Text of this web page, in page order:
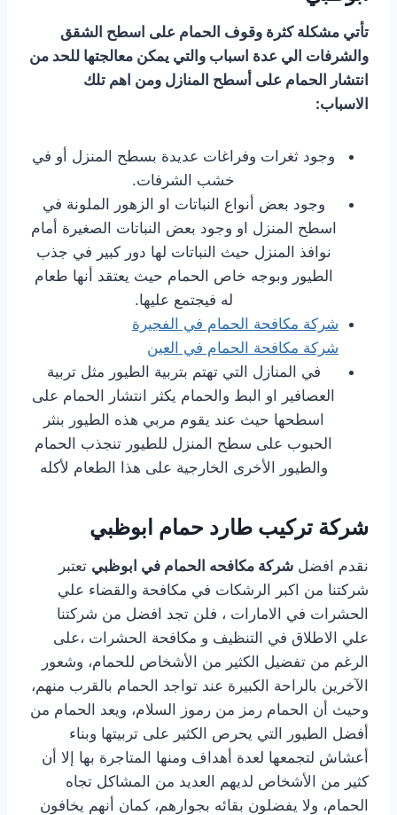
تأتي مشكلة كثرة وقوف الحمام على اسطح الشقق
والشرفات الي عدة اسباب والتي يمكن معالجتها للحد من
انتشار الحمام على أسطح المنازل ومن اهم تلك
الاسباب:
وجود ثغرات وفراغات عديدة بسطح المنزل أو في
خشب الشرفات.
وجود بعض أنواع النباتات او الزهور الملونة في
اسطح المنزل او وجود بعض النباتات الصغيرة أمام
نوافذ المنزل حيث النباتات لها دور كبير في جذب
الطيور وبوجه خاص الحمام حيث يعتقد أنها طعام
له فيجتمع عليها.
شركة مكافحة الحمام في الفجيرة
شركة مكافحة الحمام في العين
في المنازل التي تهتم بتربية الطيور مثل تربية
العصافير او البط والحمام يكثر انتشار الحمام على
اسطحها حيث عند يقوم مربي هذه الطيور بنثر
الحبوب على سطح المنزل للطيور تنجذب الحمام
والطيور الأخرى الخارجية على هذا الطعام لأكله
شركة تركيب طارد حمام ابوظبي
نقدم افضل شركة مكافحه الحمام في ابوظبي تعتبر
شركتنا من اكبر الرشكات في مكافحة والقضاء علي
الحشرات في الامارات ، فلن تجد افضل من شركتنا
علي الاطلاق في التنظيف و مكافحة الحشرات ،على
الرغم من تفضيل الكثير من الأشخاص للحمام، وشعور
الآخرين بالراحة الكبيرة عند تواجد الحمام بالقرب منهم،
وحيث أن الحمام رمز من رموز السلام، ويعد الحمام من
أفضل الطيور التي يحرص الكثير على تربيتها وبناء
أعشاش لتجمعها لعدة أهداف ومنها المتاجرة بها إلا أن
كثير من الأشخاص لديهم العديد من المشاكل تجاه
الحمام، ولا يفضلون بقائه بجوارهم، كمان أنهم يخافون